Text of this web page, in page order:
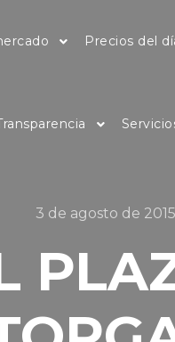
Precios del
3 de agosto de 2015